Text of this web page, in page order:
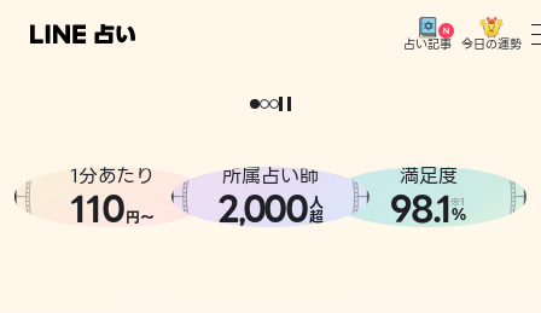
占い記事 今日の運勢
相談事例
どうせなら
。
1分あたり
110円〜
所属占い師
2,000人
超
満足度
98.1※1
%